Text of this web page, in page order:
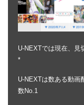
U-NEXTでは現在、見
*
U-NEXTは数ある動画
数No.1